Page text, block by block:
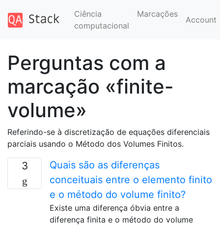
Ciência
computacional
Marcações
Account
Perguntas com a
marcação «finite-
volume»
Referindo-se à discretização de equações diferenciais
parciais usando o Método dos Volumes Finitos.
3
Quais são as diferenças
conceituais entre o elemento finito
e o método do volume finito?
Existe uma diferença óbvia entre a
diferença finita e o método do volume